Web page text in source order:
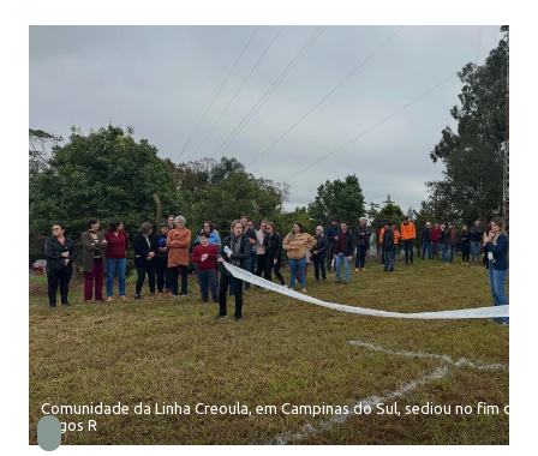
Comunidade da Linha Creoula, em Campinas do Sul, sediou no fim de
Jogos R